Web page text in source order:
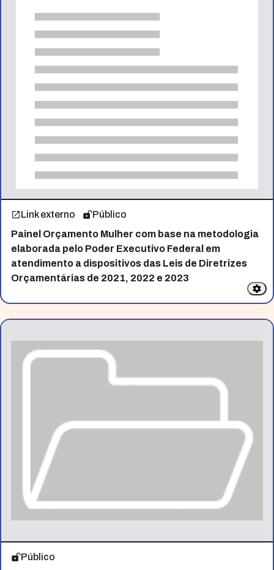
Link externo
Público
Painel Orçamento Mulher com base na metodologia
elaborada pelo Poder Executivo Federal em
atendimento a dispositivos das Leis de Diretrizes
Orçamentárias de 2021, 2022 e 2023
Público